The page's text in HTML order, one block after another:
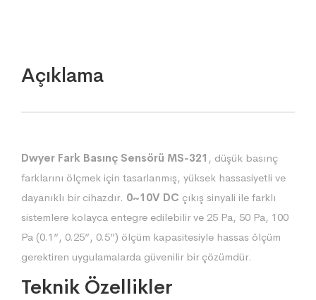
Açıklama
Dwyer Fark Basınç Sensörü MS-321 , düşük basınç
farklarını ölçmek için tasarlanmış, yüksek hassasiyetli ve
dayanıklı bir cihazdır. 0~10V DC çıkış sinyali ile farklı
sistemlere kolayca entegre edilebilir ve 25 Pa, 50 Pa, 100
Pa (0.1”, 0.25”, 0.5”) ölçüm kapasitesiyle hassas ölçüm
gerektiren uygulamalarda güvenilir bir çözümdür.
Teknik Özellikler